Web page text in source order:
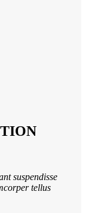
suspendisse
tellus